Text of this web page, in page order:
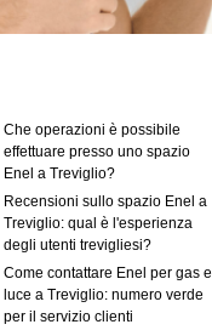
Che operazioni è possibile
effettuare presso uno spazio
Enel a Treviglio?
Recensioni sullo spazio Enel a
Treviglio: qual è l'esperienza
degli utenti trevigliesi?
Come contattare Enel per gas e
luce a Treviglio: numero verde
per il servizio clienti